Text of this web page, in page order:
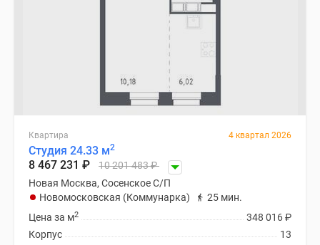
Квартира 4 квартал 2026
Студия 24.33 м2
8 467 231 ₽ 10 201 483₽
Новая Москва, Сосенское С/П
Новомосковская (Коммунарка)
25 мин.
348 016₽
Цена за м2
13
Корпус